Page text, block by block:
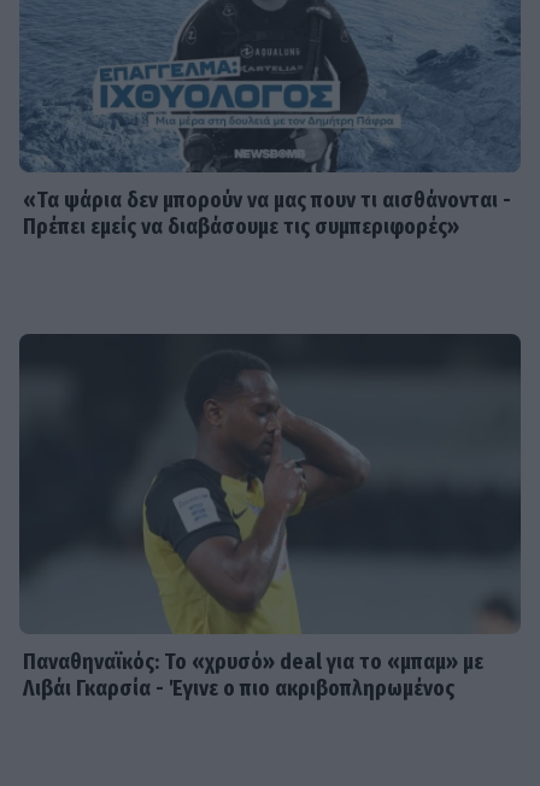
«Τα ψάρια δεν μπορούν να μας πουν τι αισθάνονται -
Πρέπει εμείς να διαβάσουμε τις συμπεριφορές»
Παναθηναϊκός: Το «χρυσό» deal για το «μπαμ» με
Λιβάι Γκαρσία - Έγινε ο πιο ακριβοπληρωμένος